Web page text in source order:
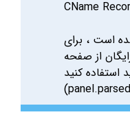
است ، برای
از صفحه
کنید.